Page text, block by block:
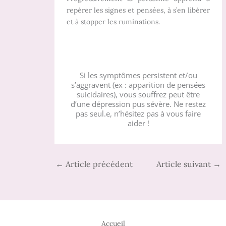
repérer les signes et pensées, à s’en libérer
et à stopper les ruminations.
Si les symptômes persistent et/ou
s’aggravent (ex : apparition de pensées
suicidaires), vous souffrez peut être
d’une dépression pus sévère. Ne restez
pas seul.e, n’hésitez pas à vous faire
aider !
← Article précédent Article suivant →
Accueil